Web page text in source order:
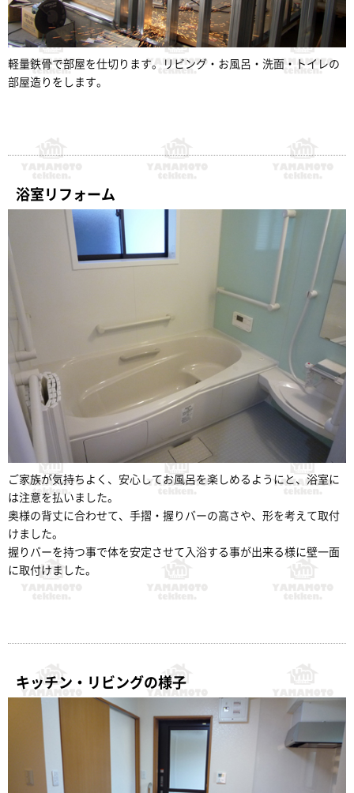
軽量鉄骨で部屋を仕切ります。リビング・お風呂・洗面・トイレの
部屋造りをします。
浴室リフォーム
ご家族が気持ちよく、安心してお風呂を楽しめるようにと、浴室に
は注意を払いました。
奥様の背丈に合わせて、手摺・握りバーの高さや、形を考えて取付
けました。
握りバーを持つ事で体を安定させて入浴する事が出来る様に壁一面
に取付けました。
キッチン・リビングの様子